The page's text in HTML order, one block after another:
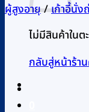
ไม่มีสินค้าในต
กลับสู่หน้าร้า
ผู้สูงอายุ/เก้าอี้นั่ง